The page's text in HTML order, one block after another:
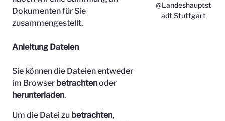
Dokumenten für Sie
zusammengestellt.
Anleitung Dateien
Sie können die Dateien entweder
im Browser betrachtenoder
herunterladen.
Um die Datei zu betrachten,
@Landeshauptst
adt Stuttgart